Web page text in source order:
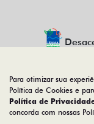
RELVA
39.283.528/0001-50
Para otimizar sua
Política de Cookies e
Política de
concorda com nossas